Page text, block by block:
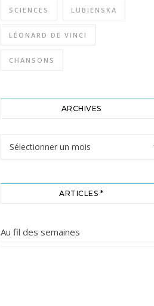
SCIENCES LUBIENSKA
LÉONARD DE VINCI
CHANSONS
ARCHIVES
ARTICLES *
Au fil des semaines